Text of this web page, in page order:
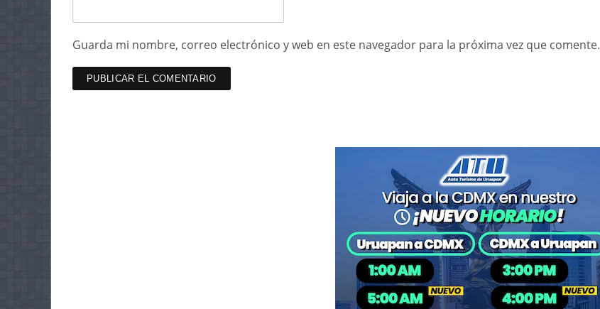
Guarda mi nombre, correo electrónico y web en este navegador para la próxima vez que comente.